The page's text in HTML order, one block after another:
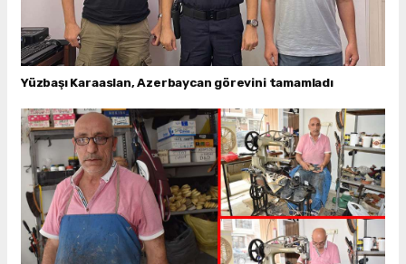
Yüzbaşı Karaaslan, Azerbaycan görevini tamamladı